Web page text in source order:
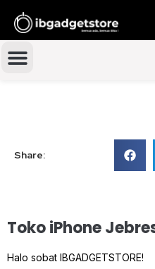
Share:
Toko iPhone
Halo sobat IBGADGETSTORE!